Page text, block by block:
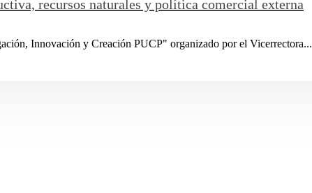
recursos naturales y política comercial externa
Innovación y Creación PUCP" organizado por el Vicerrectora...